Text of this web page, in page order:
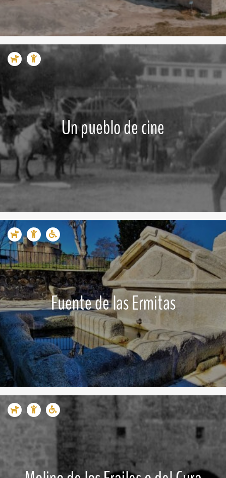
Un pueblo de cine
Fuente de las Ermitas